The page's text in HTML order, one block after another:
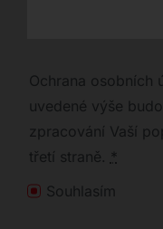
Ochrana osobních
uvedené výše
zpracování Vaší
třetí straně. *
Souhlasím